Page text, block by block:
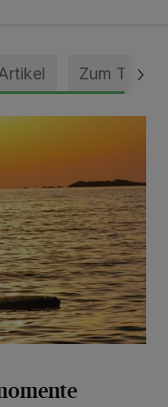
Zum Thema